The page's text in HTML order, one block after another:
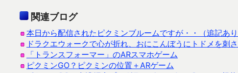
関連ブログ
本日から配信されたピクミンブルームですが・・（追記あり
ドラクエウォークで心が折れ、おにこんぼうにトドメを刺
「トランスフォーマー」のARスマホゲーム
ピクミンGO？ピクミンの位置＋ARゲーム